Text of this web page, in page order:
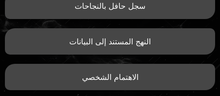
سجل حافل بالنجاحات
النهج المستند إلى البيانات
الاهتمام الشخصي